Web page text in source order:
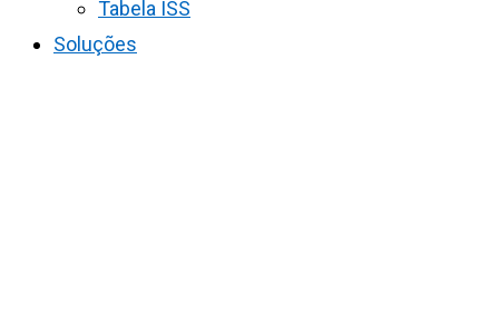
Tabela ISS
Soluções